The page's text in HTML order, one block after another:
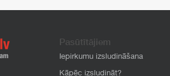
Pasūtītājiem
Iepirkumu izsludināšana
Kāpēc izsludināt?